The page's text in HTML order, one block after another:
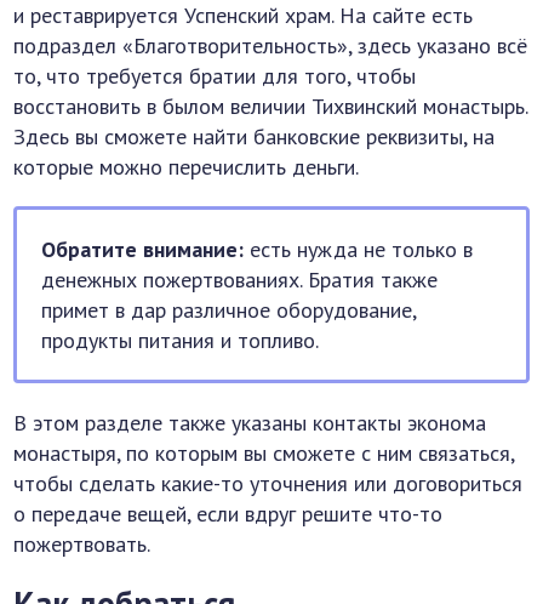
и реставрируется Успенский храм. На сайте есть
подраздел «Благотворительность», здесь указано всё
то, что требуется братии для того, чтобы
восстановить в былом величии Тихвинский монастырь.
Здесь вы сможете найти банковские реквизиты, на
которые можно перечислить деньги.
Обратите внимание: есть нужда не только в
денежных пожертвованиях. Братия также
примет в дар различное оборудование,
продукты питания и топливо.
В этом разделе также указаны контакты эконома
монастыря, по которым вы сможете с ним связаться,
чтобы сделать какие-то уточнения или договориться
о передаче вещей, если вдруг решите что-то
пожертвовать.